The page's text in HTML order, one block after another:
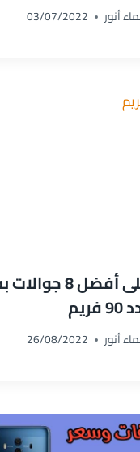
أنور 03/07/2022
تعرف على أفضل
أنور 26/08/2022